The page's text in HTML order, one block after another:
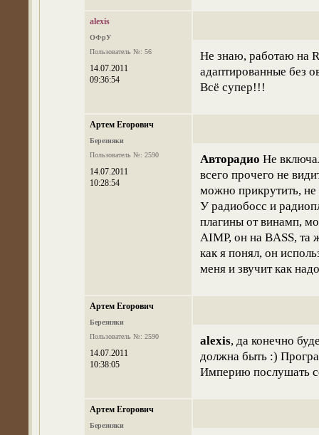
alexis
ОФрУ
Пользователь №: 56
14.07.2011
09:36:54
Не знаю, работаю на
адаптированные без
Всё супер!!!
Артем Егорович
Березняки
Пользователь №: 2590
14.07.2011
10:28:54
Авторадио Не
всего прочего не
можно прикрутить, не
У радиобосс и
плагины от винамп,
AIMP, он на BASS, та
как я понял, он
меня и звучит как
Артем Егорович
Березняки
Пользователь №: 2590
14.07.2011
10:38:05
alexis, да конечно
должна быть :)
Империю послушать
Артем Егорович
Березняки